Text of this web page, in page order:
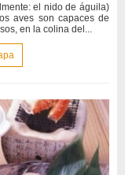
el nido de águila)
aves son capaces de
en la colina del...